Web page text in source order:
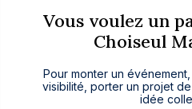
Vous voulez un
Choiseul
Pour monter un
visibilité, porter un projet
idée